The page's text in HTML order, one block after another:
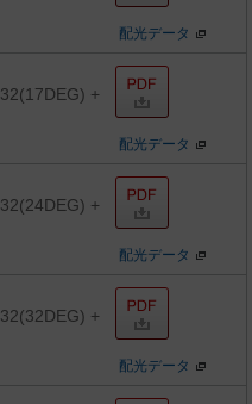
配光データ
+
配光データ
+
配光データ
+
配光データ